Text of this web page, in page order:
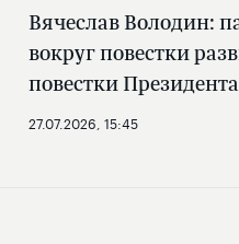
Вячеслав Володин:
вокруг повестки
повестки Президента
27.07.2026, 15:45